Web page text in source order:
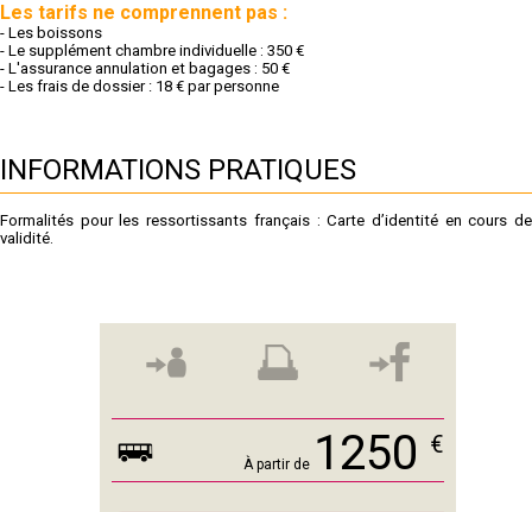
Les tarifs ne comprennent pas :
- Les boissons
- Le supplément chambre individuelle : 350 €
- L'assurance annulation et bagages : 50 €
- Les frais de dossier : 18 € par personne
INFORMATIONS PRATIQUES
Formalités pour les ressortissants français : Carte d’identité en cours de
validité.
À partir de 1250 €